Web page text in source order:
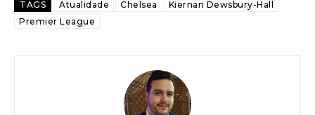
TAGS Atualidade Chelsea
Kiernan Dewsbury-Hall
Premier League